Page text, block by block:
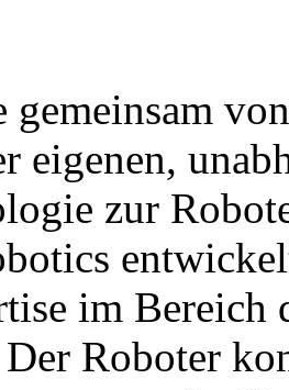
gemeinsam
eigenen,
zur
im
Roboter